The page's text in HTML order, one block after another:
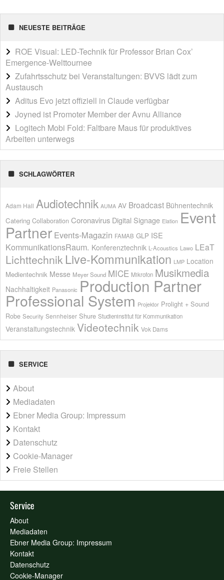
NEUESTE BEITRÄGE
ROE Visual: LED-Technik für Professor Brian Cox’
Emergence-Welttournee
Zufahrtsschutz bei Veranstaltungen: BVVS lädt zum
Austausch
Aditus Evo jetzt offiziell in Claude verfügbar
Joyned ist Promoter Member der Avnu Alliance
Logitech Mobi Fold: Faltbare Maus für produktives
Arbeiten unterwegs
SCHLAGWÖRTER
Adam Hall Audiotechnik AUMA AV Broadcast Bühnentechnik
Catering Collaboration Coronavirus Digital Signage Elation Event
Partner Events-Magazin FAMAB GLP ISE
KommunikationsRaum. Konferenztechnik L-Acoustics Lawo LEaT
Lichttechnik Live-Kommunikation LMP Location
Medientechnik Messe Meyer Sound MICE Mikrofon Musikmedia
Nachhaltigkeit Panasonic Production Partner
Professional System Projektor Prolight + Sound
Robe Security Sennheiser Shure Studieninstitut für Kommunikation
Veranstaltungstechnik Videotechnik Vok Dams
SERVICE
About
Mediadaten
Ebner Media Group: Impressum
Kontakt
Datenschutz
Cookie-Manager
Freie Stellen
Service
About
Mediadaten
Ebner Media Group: Impressum
Kontakt
Datenschutz
Cookie-Manager